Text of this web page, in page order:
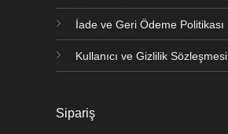
İade ve Geri Ödeme Politikası
Kullanıcı ve Gizlilik Sözleşmesi
Sipariş